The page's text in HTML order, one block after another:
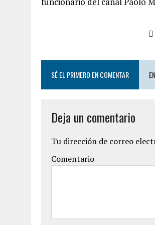
SÉ EL PRIMERO EN COMENTAR
Deja un comentario
Tu dirección de correo
Comentario